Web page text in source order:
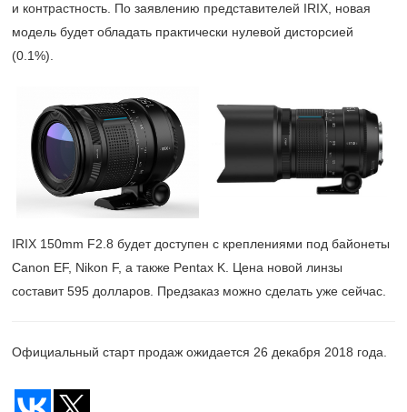
и контрастность. По заявлению представителей IRIX, новая
модель будет обладать практически нулевой дисторсией
(0.1%).
IRIX 150mm F2.8 будет доступен с креплениями под байонеты
Canon EF, Nikon F, а также Pentax K. Цена новой линзы
составит 595 долларов. Предзаказ можно сделать уже сейчас.
Официальный старт продаж ожидается 26 декабря 2018 года.